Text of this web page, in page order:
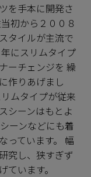
を手本に開発さ
初から２００８
タイルが主流で
にスリムタイプ
ーチェンジを 繰
作りあげまし
ムタイプが従来
シーンはもとよ
ーンなどにも着
っています。 幅
究し、狭すぎず
います。